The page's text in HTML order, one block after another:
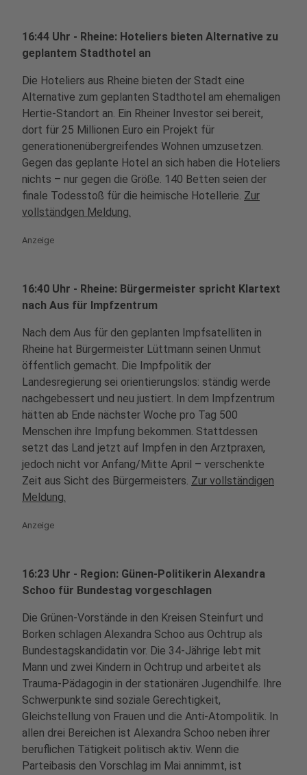
16:44 Uhr - Rheine: Hoteliers bieten Alternative zu
geplantem Stadthotel an
Die Hoteliers aus Rheine bieten der Stadt eine
Alternative zum geplanten Stadthotel am ehemaligen
Hertie-Standort an. Ein Rheiner Investor sei bereit,
dort für 25 Millionen Euro ein Projekt für
generationenübergreifendes Wohnen umzusetzen.
Gegen das geplante Hotel an sich haben die Hoteliers
nichts – nur gegen die Größe. 140 Betten seien der
finale Todesstoß für die heimische Hotellerie. Zur
vollständgen Meldung.
Anzeige
16:40 Uhr - Rheine: Bürgermeister spricht Klartext
nach Aus für Impfzentrum
Nach dem Aus für den geplanten Impfsatelliten in
Rheine hat Bürgermeister Lüttmann seinen Unmut
öffentlich gemacht. Die Impfpolitik der
Landesregierung sei orientierungslos: ständig werde
nachgebessert und neu justiert. In dem Impfzentrum
hätten ab Ende nächster Woche pro Tag 500
Menschen ihre Impfung bekommen. Stattdessen
setzt das Land jetzt auf Impfen in den Arztpraxen,
jedoch nicht vor Anfang/Mitte April – verschenkte
Zeit aus Sicht des Bürgermeisters. Zur vollständigen
Meldung.
Anzeige
16:23 Uhr - Region: Günen-Politikerin Alexandra
Schoo für Bundestag vorgeschlagen
Die Grünen-Vorstände in den Kreisen Steinfurt und
Borken schlagen Alexandra Schoo aus Ochtrup als
Bundestagskandidatin vor. Die 34-Jährige lebt mit
Mann und zwei Kindern in Ochtrup und arbeitet als
Trauma-Pädagogin in der stationären Jugendhilfe. Ihre
Schwerpunkte sind soziale Gerechtigkeit,
Gleichstellung von Frauen und die Anti-Atompolitik. In
allen drei Bereichen ist Alexandra Schoo neben ihrer
beruflichen Tätigkeit politisch aktiv. Wenn die
Parteibasis den Vorschlag im Mai annimmt, ist